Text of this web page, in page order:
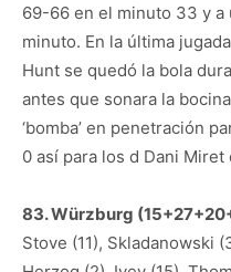
69-66 en el minuto 33 y a
minuto. En la última
Hunt se quedó la bola
antes que sonara la
‘bomba’ en penetración
0 así para los d Dani
83. Würzburg
Stove (11), Skladanowski